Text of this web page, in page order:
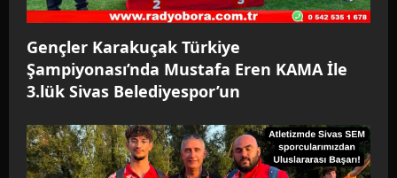
n
Gençler Karakuçak Türkiye
Şampiyonası’nda Mustafa Eren KAMA İle
3.lük Sivas Belediyespor’un